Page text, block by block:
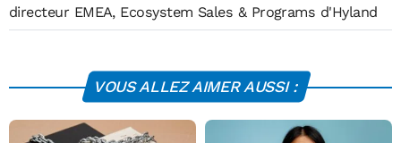
directeur EMEA, Ecosystem Sales & Programs d'Hyland
VOUS ALLEZ AIMER AUSSI :